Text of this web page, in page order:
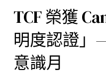
TCF 榮獲
明度認證
意識月